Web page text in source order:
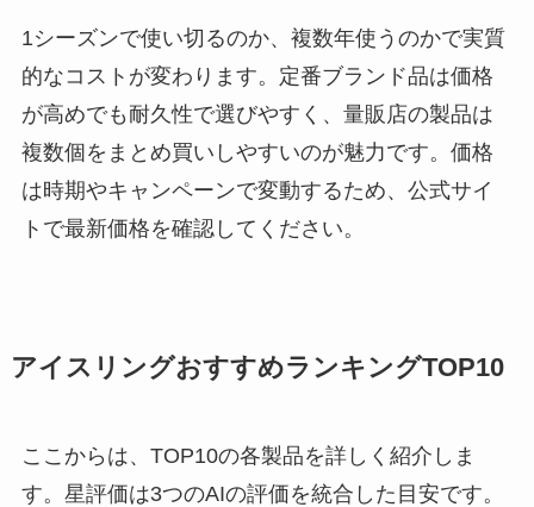
1シーズンで使い切るのか、複数年使うのかで実質
的なコストが変わります。定番ブランド品は価格
が高めでも耐久性で選びやすく、量販店の製品は
複数個をまとめ買いしやすいのが魅力です。価格
は時期やキャンペーンで変動するため、公式サイ
トで最新価格を確認してください。
アイスリングおすすめランキングTOP10
ここからは、TOP10の各製品を詳しく紹介しま
す。星評価は3つのAIの評価を統合した目安です。